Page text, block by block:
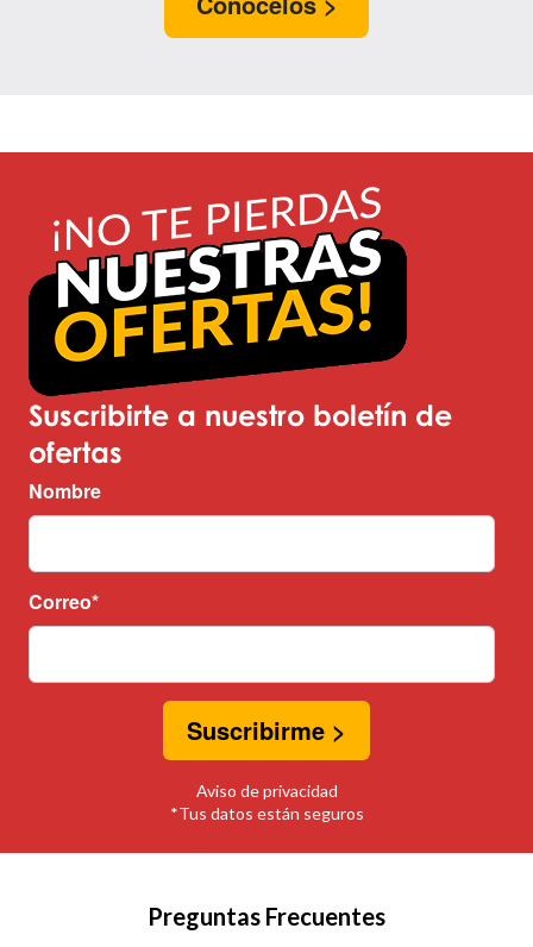
Suscribirte a nuestro boletín de
ofertas
Nombre
Correo*
Aviso de privacidad
*Tus datos están seguros
Preguntas Frecuentes